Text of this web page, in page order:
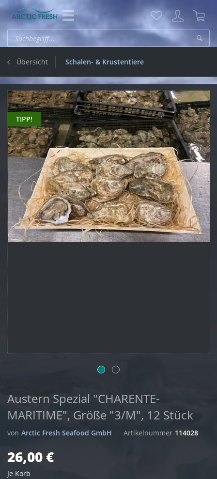
Übersicht Schalen- & Krustentiere
TIPP!
Austern Spezial "CHARENTE-
MARITIME", Größe "3/M", 12 Stück
von Arctic Fresh Seafood GmbH Artikelnummer 114028
26,00 €
Je Korb